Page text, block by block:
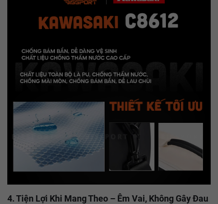
4. Tiện Lợi Khi Mang Theo – Êm Vai, Không Gây Đau